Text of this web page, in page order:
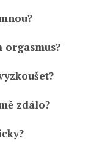
orgasmus?
zdálo?